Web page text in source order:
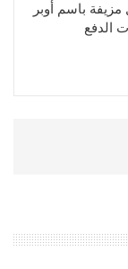
مزيفة باسم أوبر
الدفع